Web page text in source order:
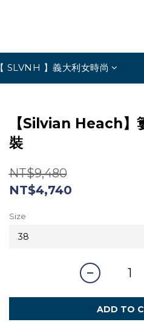
【 SLVNH 】義大利女時尚
【Silvian Heach】
裝
NT$9,480
NT$4,740
Size
ADD TO